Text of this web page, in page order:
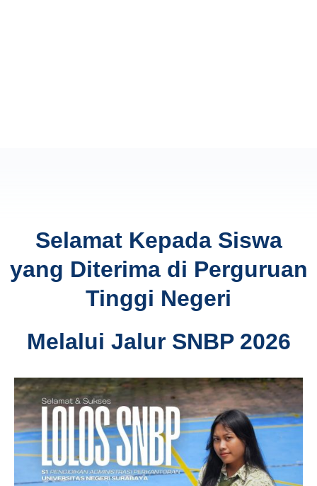
Selamat Kepada Siswa
yang Diterima di Perguruan
Tinggi Negeri
Melalui Jalur SNBP 2026